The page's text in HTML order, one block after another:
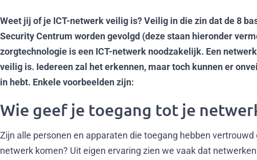
Weet jij of je ICT-netwerk veilig is? Veilig in die zin dat de 8
Security Centrum worden gevolgd (deze staan hieronder
zorgtechnologie is een ICT-netwerk noodzakelijk. Een
veilig is. Iedereen zal het erkennen, maar toch kunnen er
in hebt. Enkele voorbeelden zijn:
Wie geef je toegang tot je
Zijn alle personen en apparaten die toegang hebben
netwerk komen? Uit eigen ervaring zien we vaak dat